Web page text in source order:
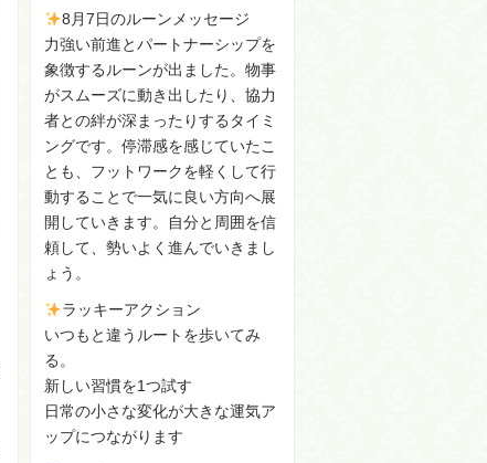
8月7日のルーンメッセージ
力強い前進とパートナーシップを
象徴するルーンが出ました。物事
がスムーズに動き出したり、協力
者との絆が深まったりするタイミ
ングです。停滞感を感じていたこ
とも、フットワークを軽くして行
動することで一気に良い方向へ展
開していきます。自分と周囲を信
頼して、勢いよく進んでいきまし
ょう。
ラッキーアクション
いつもと違うルートを歩いてみ
る。
新しい習慣を1つ試す
日常の小さな変化が大きな運気ア
ップにつながります